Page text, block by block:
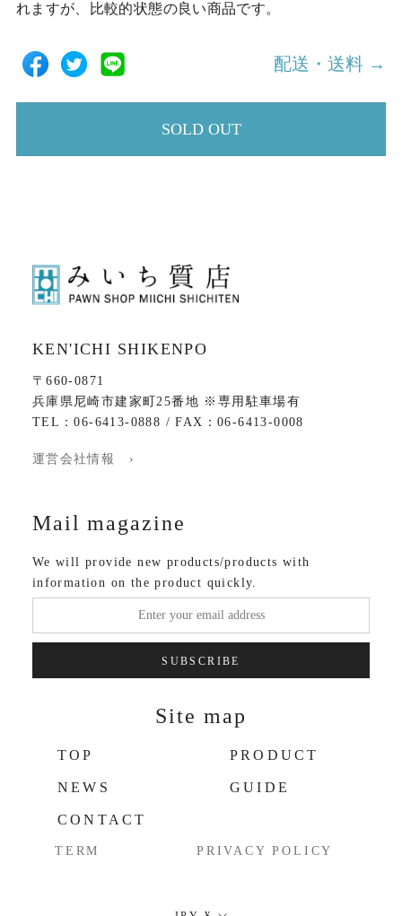
れますが、比較的状態の良い商品です。
配送・送料 →
SOLD OUT
KEN'ICHI SHIKENPO
〒660-0871
兵庫県尼崎市建家町25番地 ※専用駐車場有
TEL：06-6413-0888 / FAX：06-6413-0008
運営会社情報 ›
Mail magazine
We will provide new products/products with
information on the product quickly.
SUBSCRIBE
Site map
TOP PRODUCT
NEWS GUIDE
CONTACT
TERM PRIVACY POLICY